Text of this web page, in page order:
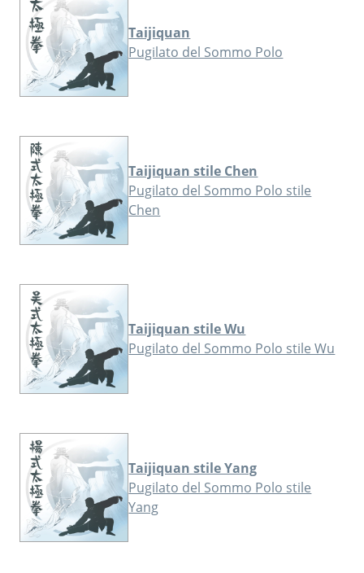
Taijiquan
Pugilato del Sommo Polo
Taijiquan stile Chen
Pugilato del Sommo Polo stile
Chen
Taijiquan stile Wu
Pugilato del Sommo Polo stile Wu
Taijiquan stile Yang
Pugilato del Sommo Polo stile
Yang